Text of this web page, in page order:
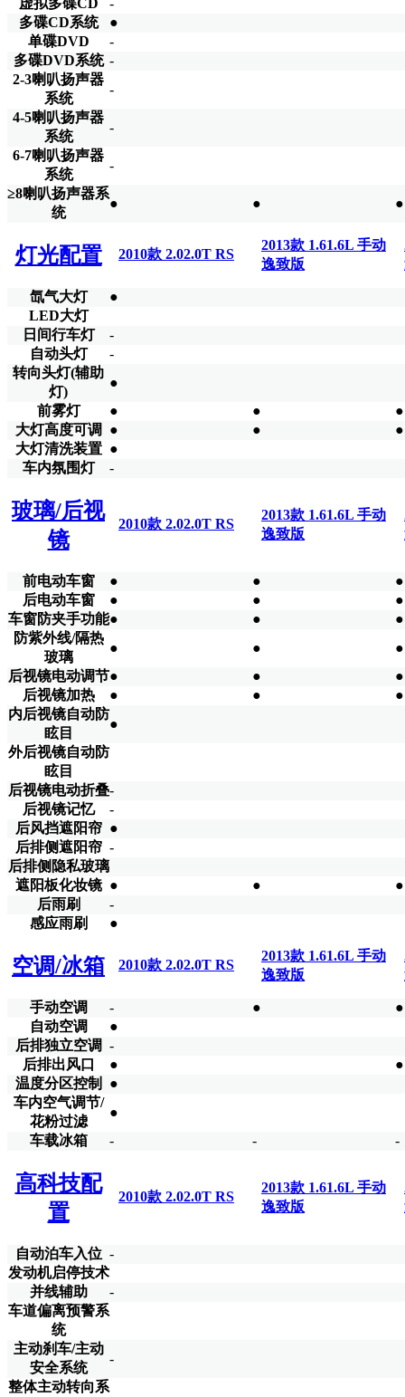
虚拟多碟CD
-
多碟CD系统
●
单碟DVD
-
多碟DVD系统 -
2-3喇叭扬声器
系统
-
4-5喇叭扬声器
系统
-
6-7喇叭扬声器
系统
-
≥8喇叭扬声器系
统
● ● ●
灯光配置 2010款 2.02.0T RS
2013款 1.61.6L 手动
逸致版
氙气大灯
●
LED大灯
日间行车灯
-
自动头灯
-
转向头灯(辅助
灯)
●
前雾灯
● ●
●
大灯高度可调
● ●
●
大灯清洗装置 ●
车内氛围灯
-
玻璃/后视
镜
2010款 2.02.0T RS
2013款 1.61.6L 手动
逸致版
前电动车窗 ● ●
●
后电动车窗
● ●
●
车窗防夹手功能● ●
●
防紫外线/隔热
玻璃
● ●
●
后视镜电动调节● ●
●
后视镜加热
● ●
●
内后视镜自动防
眩目
●
外后视镜自动防
眩目
后视镜电动折叠-
后视镜记忆
-
后风挡遮阳帘 ●
后排侧遮阳帘 -
后排侧隐私玻璃
遮阳板化妆镜 ● ●
●
后雨刷
-
感应雨刷
●
空调/冰箱 2010款 2.02.0T RS
2013款 1.61.6L 手动
逸致版
手动空调 - ●
●
自动空调
●
后排独立空调 -
后排出风口
●
●
温度分区控制
●
车内空气调节/
花粉过滤
●
车载冰箱
- - -
高科技配
置
2010款 2.02.0T RS
2013款 1.61.6L 手动
逸致版
自动泊车入位 -
发动机启停技术
并线辅助
-
车道偏离预警系
统
主动刹车/主动
安全系统
-
整体主动转向系